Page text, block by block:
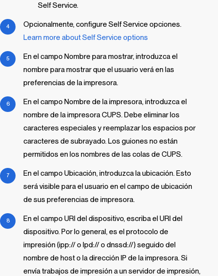
Self Service.
Opcionalmente, configure Self Service opciones.
Learn more aboutSelf Service options
En el campo Nombre para mostrar, introduzca el
nombre para mostrar que el usuario verá en las
preferencias de la impresora.
En el campo Nombre de la impresora, introduzca el
nombre de la impresora CUPS. Debe eliminar los
caracteres especiales y reemplazar los espacios por
caracteres de subrayado. Los guiones no están
permitidos en los nombres de las colas de CUPS.
En el campo Ubicación, introduzca la ubicación. Esto
será visible para el usuario en el campo de ubicación
de sus preferencias de impresora.
En el campo URI del dispositivo, escriba el URI del
dispositivo. Por lo general, es el protocolo de
impresión (ipp:// o lpd:// o dnssd://) seguido del
nombre de host o la dirección IP de la impresora. Si
envía trabajos de impresión a un servidor de impresión,